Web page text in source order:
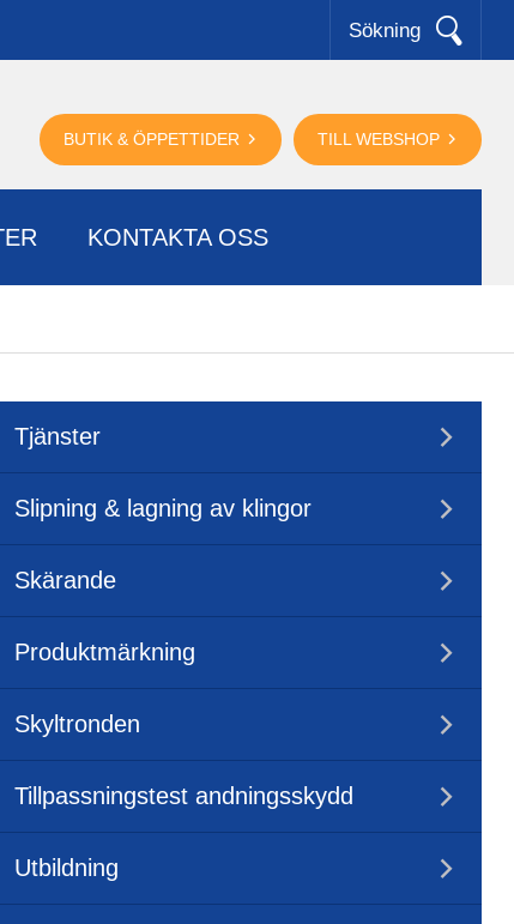
Sökning
TILL WEBSHOP
BUTIK & ÖPPETTIDER
KONTAKTA OSS
Tjänster
Slipning & lagning av klingor
Skärande
Produktmärkning
Skyltronden
Tillpassningstest andningsskydd
Utbildning